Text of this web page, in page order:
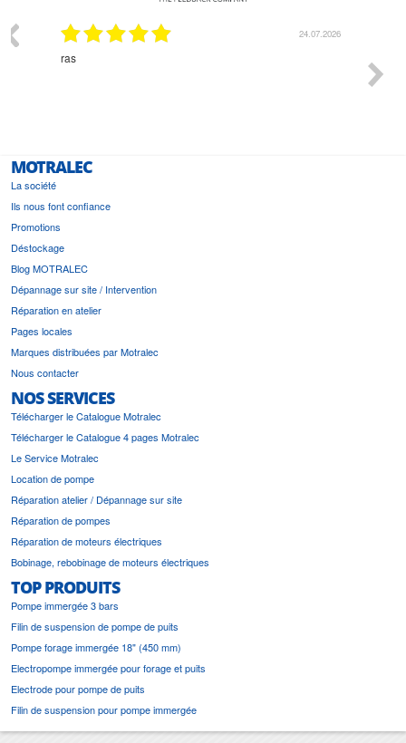
24.07.2026
l'écoute du client et très aimable - cherchant toujours
bonne solution et le matériel convenant à l'usage qui
MOTRALEC
La société
Ils nous font confiance
Promotions
Déstockage
Blog MOTRALEC
Dépannage sur site / Intervention
Réparation en atelier
Pages locales
Marques distribuées par Motralec
Nous contacter
NOS SERVICES
Télécharger le Catalogue Motralec
Télécharger le Catalogue 4 pages Motralec
Le Service Motralec
Location de pompe
Réparation atelier / Dépannage sur site
Réparation de pompes
Réparation de moteurs électriques
Bobinage, rebobinage de moteurs électriques
TOP PRODUITS
Pompe immergée 3 bars
Filin de suspension de pompe de puits
Pompe forage immergée 18" (450 mm)
Electropompe immergée pour forage et puits
Electrode pour pompe de puits
Filin de suspension pour pompe immergée